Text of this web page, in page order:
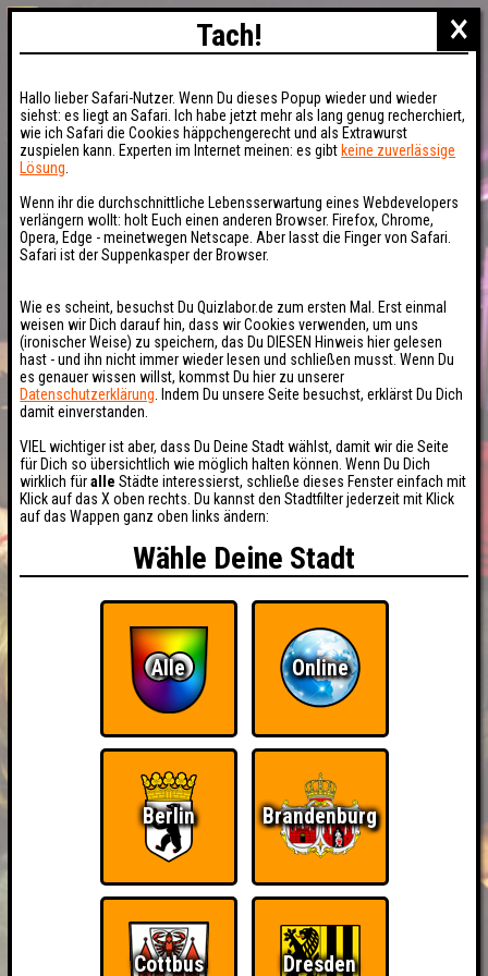
×
Tach!
Hallo lieber Safari-Nutzer. Wenn Du dieses Popup wieder und wieder
siehst: es liegt an Safari. Ich habe jetzt mehr als lang genug recherchiert,
wie ich Safari die Cookies häppchengerecht und als Extrawurst
zuspielen kann. Experten im Internet meinen: es gibt keine zuverlässige
Lösung
Wenn ihr die durchschnittliche Lebensserwartung eines Webdevelopers
verlängern wollt: holt Euch einen anderen Browser. Firefox, Chrome,
Opera, Edge - meinetwegen Netscape. Aber lasst die Finger von Safari.
Safari ist der Suppenkasper der Browser.
Wie es scheint, besuchst Du Quizlabor.de zum ersten Mal. Erst einmal
weisen wir Dich darauf hin, dass wir Cookies verwenden, um uns
(ironischer Weise) zu speichern, das Du DIESEN Hinweis hier gelesen
hast - und ihn nicht immer wieder lesen und schließen musst. Wenn Du
es genauer wissen willst, kommst Du hier zu unserer
Datenschutzerklärung . Indem Du unsere Seite besuchst, erklärst Du Dich
damit einverstanden.
VIEL wichtiger ist aber, dass Du Deine Stadt wählst, damit wir die Seite
für Dich so übersichtlich wie möglich halten können. Wenn Du Dich
wirklich füralle Städte interessierst, schließe dieses Fenster einfach mit
Klick auf das X oben rechts. Du kannst den Stadtfilter jederzeit mit Klick
auf das Wappen ganz oben links ändern:
Wähle Deine Stadt
Alle Online
Berlin Brandenburg
Cottbus Dresden